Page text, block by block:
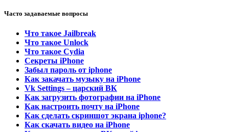
Часто задаваемые вопросы
Что такое Jailbreak
Что такое Unlock
Что такое Cydia
Секреты iPhone
Забыл пароль от iphone
Как закачать музыку на iPhone
Vk Settings – царский ВК
Как загрузить фотографии на iPhone
Как настроить почту на iPhone
Как сделать скриншот экрана iphone?
Как скачать видео на iPhone